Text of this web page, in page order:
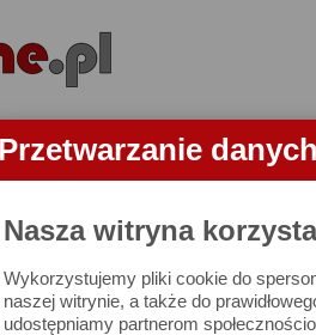
Przetwarzanie
Nasza witryna
Wykorzystujemy pliki cookie do
naszej witrynie, a także do
udostępniamy partnerom
ARTYKUŁY APARATY
OBIEKTYWY
W bazie znajduje